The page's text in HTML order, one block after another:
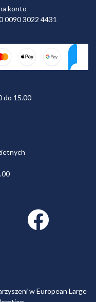
konto
0090 3022 4431
do 15.00
Facebook link
w European Large